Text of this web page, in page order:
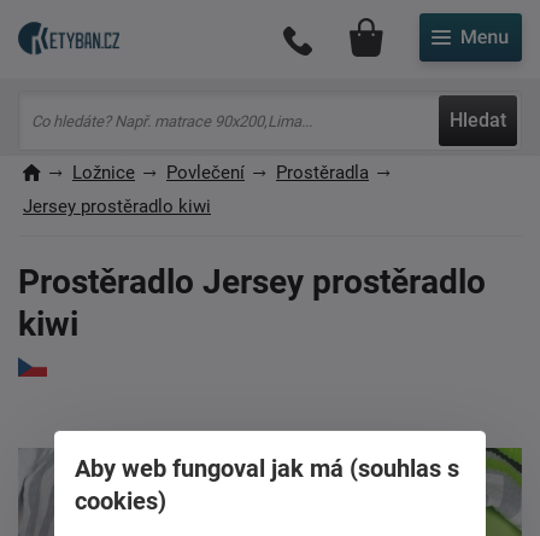
Hledat
Můj účet
Ložnice Povlečení
Prostěradla
Jersey prostěradlo kiwi
Prostěradlo Jersey prostěradlo
kiwi
Aby web fungoval jak má (souhlas s
cookies)